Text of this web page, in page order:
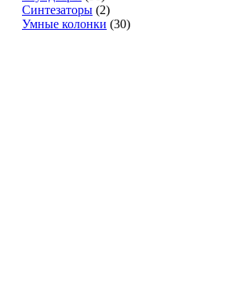
Синтезаторы (2)
Умные колонки (30)